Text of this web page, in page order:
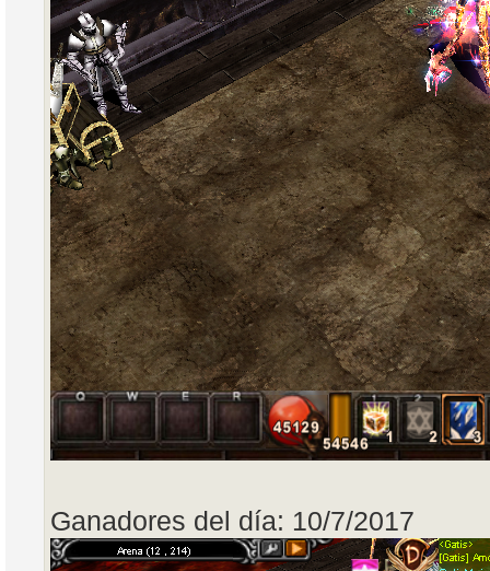
Ganadores del día: 10/7/2017